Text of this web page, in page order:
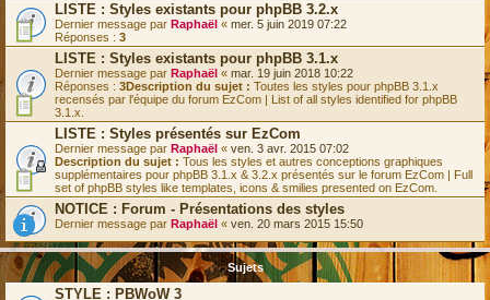
LISTE : Styles existants pour phpBB 3.2.x
Dernier message par Raphaël « mer. 5 juin 2019 07:22
Réponses : 3
LISTE : Styles existants pour phpBB 3.1.x
Dernier message par Raphaël « mar. 19 juin 2018 10:22
Réponses : 3Description du sujet : Toutes les styles pour phpBB 3.1.x
recensés par l'équipe du forum EzCom | List of all styles identified for phpBB
3.1.x.
LISTE : Styles présentés sur EzCom
Dernier message par Raphaël « ven. 3 avr. 2015 07:02
Description du sujet : Tous les styles et autres conceptions graphiques
supplémentaires pour phpBB 3.1.x & 3.2.x présentés sur le forum EzCom | Full
set of phpBB styles like templates, icons & smilies presented on EzCom.
NOTICE : Forum - Présentations des styles
Dernier message par Raphaël « ven. 20 mars 2015 15:50
Sujets
STYLE : PBWoW 3